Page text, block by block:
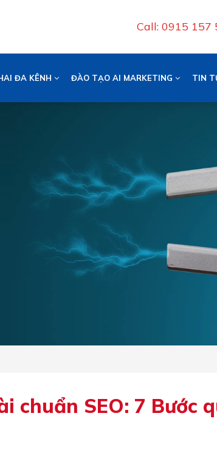
Call: 0915 157
ĐA KÊNH ĐÀO TẠO AI MARKETING TIN
chuẩn SEO: 7 Bước